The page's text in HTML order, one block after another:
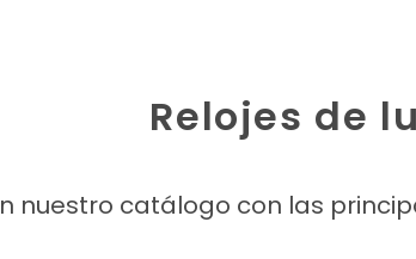
Relojes de
nuestro catálogo con las